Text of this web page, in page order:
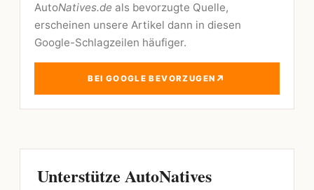
AutoNatives.de als bevorzugte Quelle,
erscheinen unsere Artikel dann in diesen
Google-Schlagzeilen häufiger.
BEI GOOGLE BEVORZUGEN ↗
Unterstütze AutoNatives